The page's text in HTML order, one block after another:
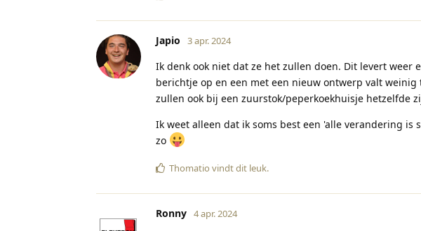
Japio 3 apr. 2024
Ik denk ook niet dat ze het zullen doen. Dit levert weer
berichtje op en een met een nieuw ontwerp valt
zullen ook bij een zuurstok/peperkoekhuisje hetzelfde
Ik weet alleen dat ik soms best een 'alle verandering
zo
Thomatio vindt dit leuk.
Ronny 4 apr. 2024